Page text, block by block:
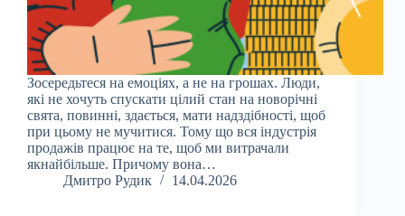
Зосередьтеся на емоціях, а не на грошах. Люди,
які не хочуть спускати цілий стан на новорічні
свята, повинні, здається, мати надздібності, щоб
при цьому не мучитися. Тому що вся індустрія
продажів працює на те, щоб ми витрачали
якнайбільше. Причому вона…
Дмитро Рудик
14.04.2026